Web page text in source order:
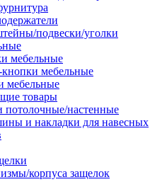
подвески/уголки
мебельные
мебельные
мебельные
товары
настенные
и накладки для навесных
корпуса защелок